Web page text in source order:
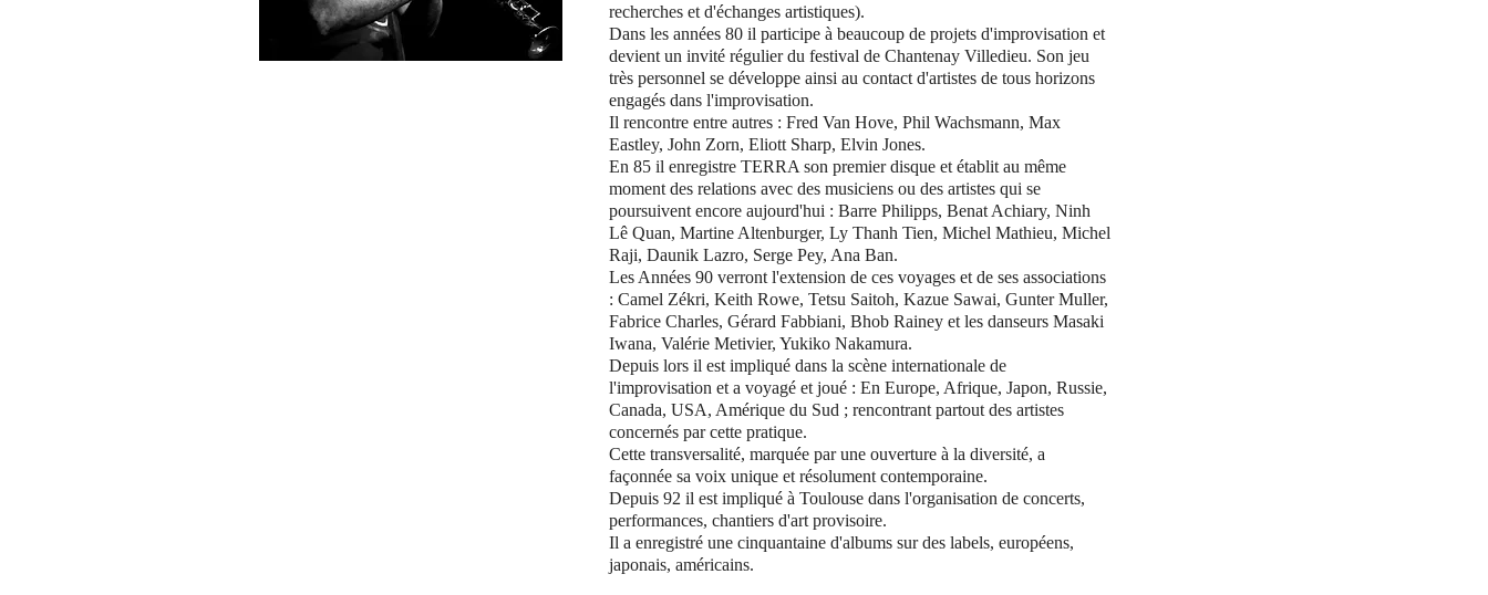
recherches et d'échanges artistiques).
Dans les années 80 il participe à beaucoup de projets d'improvisation et
devient un invité régulier du festival de Chantenay Villedieu. Son jeu
très personnel se développe ainsi au contact d'artistes de tous horizons
engagés dans l'improvisation.
Il rencontre entre autres : Fred Van Hove, Phil Wachsmann, Max
Eastley, John Zorn, Eliott Sharp, Elvin Jones.
En 85 il enregistre TERRA son premier disque et établit au même
moment des relations avec des musiciens ou des artistes qui se
poursuivent encore aujourd'hui : Barre Philipps, Benat Achiary, Ninh
Lê Quan, Martine Altenburger, Ly Thanh Tien, Michel Mathieu, Michel
Raji, Daunik Lazro, Serge Pey, Ana Ban.
Les Années 90 verront l'extension de ces voyages et de ses associations
: Camel Zékri, Keith Rowe, Tetsu Saitoh, Kazue Sawai, Gunter Muller,
Fabrice Charles, Gérard Fabbiani, Bhob Rainey et les danseurs Masaki
Iwana, Valérie Metivier, Yukiko Nakamura.
Depuis lors il est impliqué dans la scène internationale de
l'improvisation et a voyagé et joué : En Europe, Afrique, Japon, Russie,
Canada, USA, Amérique du Sud ; rencontrant partout des artistes
concernés par cette pratique.
Cette transversalité, marquée par une ouverture à la diversité, a
façonnée sa voix unique et résolument contemporaine.
Depuis 92 il est impliqué à Toulouse dans l'organisation de concerts,
performances, chantiers d'art provisoire.
Il a enregistré une cinquantaine d'albums sur des labels, européens,
japonais, américains.